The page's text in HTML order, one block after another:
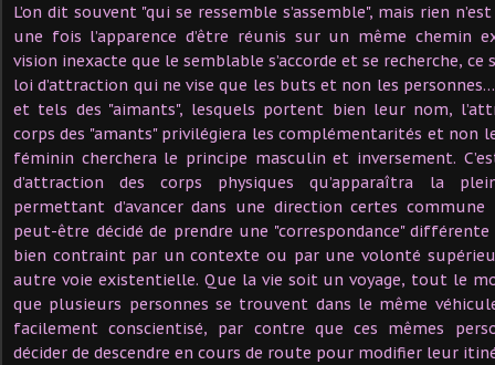
L’on dit souvent "qui se ressemble s’assemble", mais rien
une fois l’apparence d’être réunis sur un même chemin
vision inexacte que le semblable s’accorde et se recherche,
loi d’attraction qui ne vise que les buts et non les
et tels des "aimants", lesquels portent bien leur nom,
corps des "amants" privilégiera les complémentarités et non
féminin cherchera le principe masculin et inversement.
d’attraction des corps physiques qu’apparaîtra la
permettant d’avancer dans une direction certes
peut-être décidé de prendre une "correspondance"
bien contraint par un contexte ou par une volonté
autre voie existentielle. Que la vie soit un voyage, tout le
que plusieurs personnes se trouvent dans le même
facilement conscientisé, par contre que ces mêmes
décider de descendre en cours de route pour modifier leur